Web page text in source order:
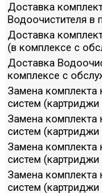
Доставка
Водоочистителя
Доставка
(в комплексе с
Доставка
комплексе с
Замена комплекта
систем
Замена комплекта
систем (картриджи
Замена комплекта
систем
Замена комплекта
систем (картриджи